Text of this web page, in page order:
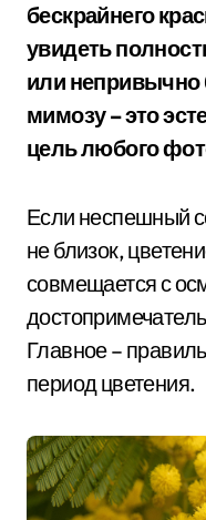
бескрайнего
увидеть
или
мимозу – это
цель любого
Если неспешный
не близок,
совмещается с
Главное –
период цветения.